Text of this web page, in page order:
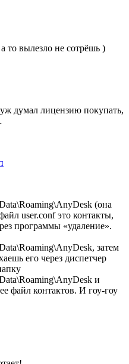
то вылезло не сотрёшь )
думал лицензию покупать,
(она
user.conf это контакты,
программы «удаление».
затем
его через диспетчер
и
файл контактов. И гоу-гоу